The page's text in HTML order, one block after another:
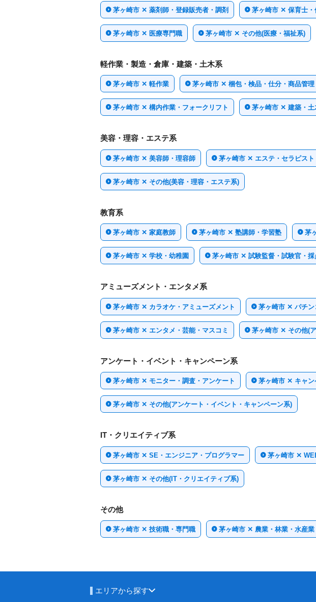
茅ヶ崎市 ✕ 薬剤師・登録販売者・調剤 茅ヶ崎市 ✕ 保育士・
茅ヶ崎市 ✕ 医療専門職 茅ヶ崎市 ✕ その他(医療・福祉系)
軽作業・製造・倉庫・建築・土木系
茅ヶ崎市 ✕ 軽作業 茅ヶ崎市 ✕ 梱包・検品・仕分・商品管理
茅ヶ崎市 ✕ 構内作業・フォークリフト 茅ヶ崎市 ✕ 建築・土
美容・理容・エステ系
茅ヶ崎市 ✕ 美容師・理容師 茅ヶ崎市 ✕ エステ・セラピスト
茅ヶ崎市 ✕ その他(美容・理容・エステ系)
教育系
茅ヶ崎市 ✕ 家庭教師 茅ヶ崎市 ✕ 塾講師・学習塾 茅
茅ヶ崎市 ✕ 学校・幼稚園 茅ヶ崎市 ✕ 試験監督・試験官・採
アミューズメント・エンタメ系
茅ヶ崎市 ✕ カラオケ・アミューズメント 茅ヶ崎市 ✕ パチン
茅ヶ崎市 ✕ エンタメ・芸能・マスコミ 茅ヶ崎市 ✕ その他(
アンケート・イベント・キャンペーン系
茅ヶ崎市 ✕ モニター・調査・アンケート 茅ヶ崎市 ✕ キャン
茅ヶ崎市 ✕ その他(アンケート・イベント・キャンペーン系)
IT・クリエイティブ系
茅ヶ崎市 ✕ SE・エンジニア・プログラマー 茅ヶ崎市 ✕
茅ヶ崎市 ✕ その他(IT・クリエイティブ系)
その他
茅ヶ崎市 ✕ 技術職・専門職 茅ヶ崎市 ✕ 農業・林業・水産業
エリアから探す